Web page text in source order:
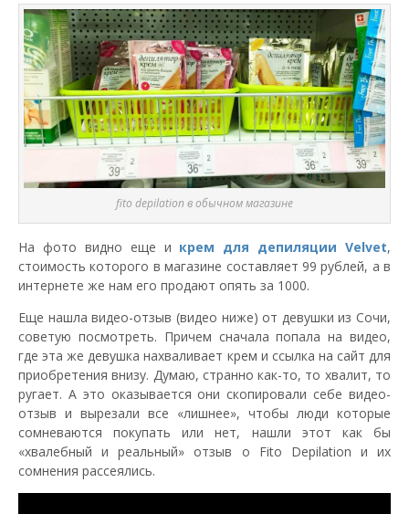
fito depilation в обычном магазине
На фото видно еще и крем для депиляции Velvet,
стоимость которого в магазине составляет 99 рублей, а в
интернете же нам его продают опять за 1000.
Еще нашла видео-отзыв (видео ниже) от девушки из Сочи,
советую посмотреть. Причем сначала попала на видео,
где эта же девушка нахваливает крем и ссылка на сайт для
приобретения внизу. Думаю, странно как-то, то хвалит, то
ругает. А это оказывается они скопировали себе видео-
отзыв и вырезали все «лишнее», чтобы люди которые
сомневаются покупать или нет, нашли этот как бы
«хвалебный и реальный» отзыв о Fito Depilation и их
сомнения рассеялись.